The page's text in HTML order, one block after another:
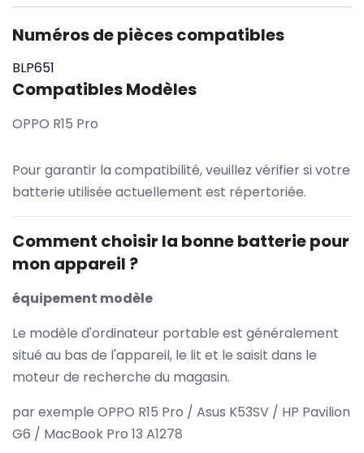
Numéros de pièces compatibles
BLP651
Compatibles Modèles
OPPO R15 Pro
Pour garantir la compatibilité, veuillez vérifier si votre
batterie utilisée actuellement est répertoriée.
Comment choisir la bonne batterie pour
mon appareil ?
équipement modèle
Le modèle d'ordinateur portable est généralement
situé au bas de l'appareil, le lit et le saisit dans le
moteur de recherche du magasin.
par exemple OPPO R15 Pro / Asus K53SV / HP Pavilion
G6 / MacBook Pro 13 A1278